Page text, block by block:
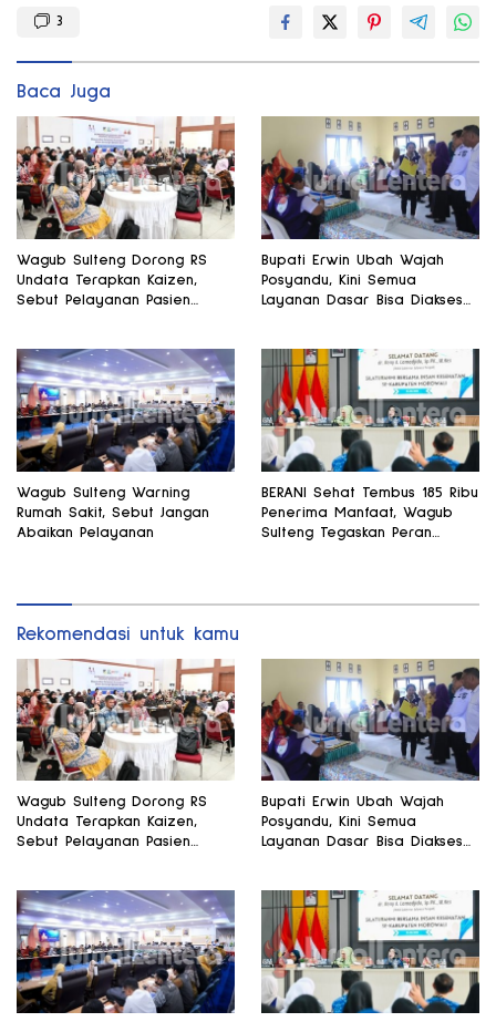
3
Baca Juga
Wagub Sulteng Dorong RS
Undata Terapkan Kaizen,
Sebut Pelayanan Pasien
Bupati Erwin Ubah Wajah
Posyandu, Kini Semua
Layanan Dasar Bisa Diakses
Wagub Sulteng Warning
Rumah Sakit, Sebut Jangan
Abaikan Pelayanan
BERANI Sehat Tembus 185 Ribu
Penerima Manfaat, Wagub
Sulteng Tegaskan Peran
Rekomendasi untuk kamu
Wagub Sulteng Dorong RS
Undata Terapkan Kaizen,
Sebut Pelayanan Pasien
Bupati Erwin Ubah Wajah
Posyandu, Kini Semua
Layanan Dasar Bisa Diakses